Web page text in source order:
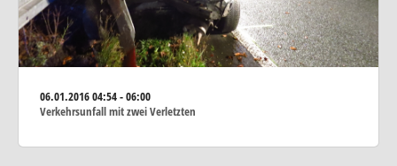
06.01.201604:54 - 06:00
Verkehrsunfall mit zwei Verletzten